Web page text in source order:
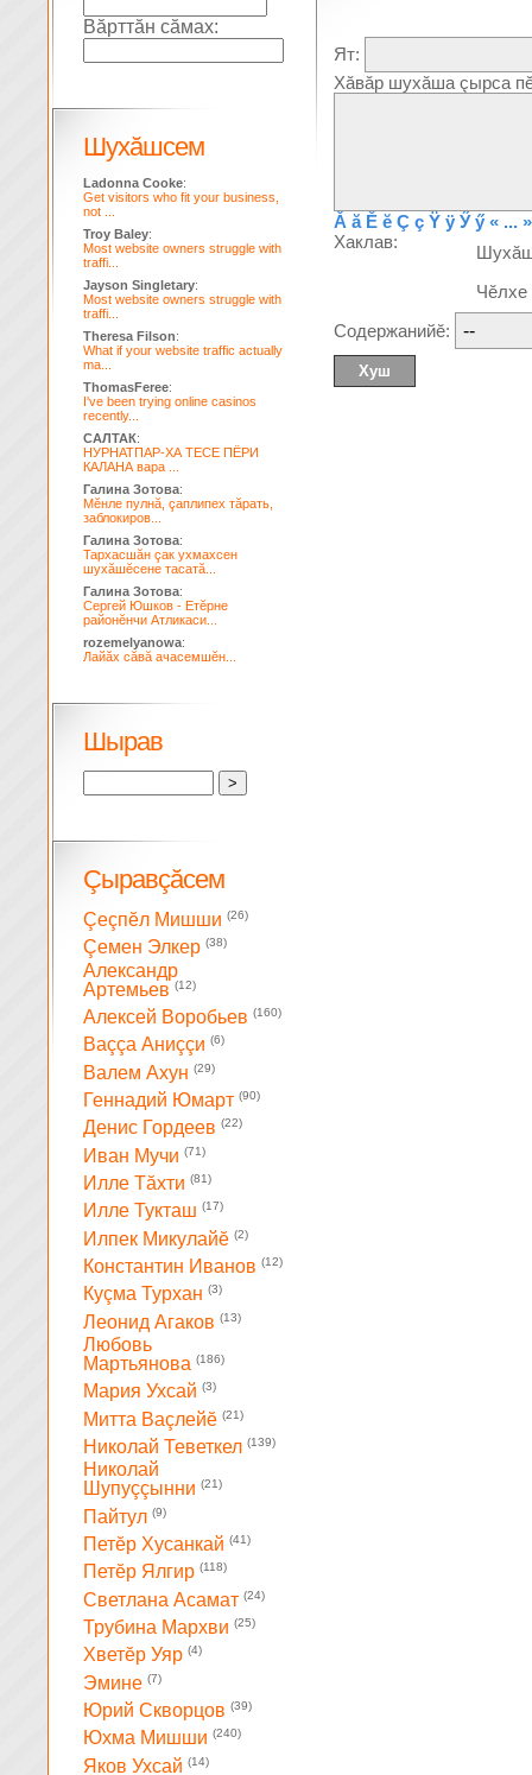
Ят:
Хăвăр шухăша çырса
Ă ă Ĕ ĕ Ç ç Ÿ ÿ Ӳ ӳ « ... »
Хаклав:
Содержанийĕ:
Вăрттăн сăмах:
Шухăшсем
Ladonna Cooke:
Get visitors who fit your business,
not ...
Troy Baley:
Most website owners struggle with
traffi...
Jayson Singletary:
Most website owners struggle with
traffi...
Theresa Filson:
What if your website traffic actually
ma...
ThomasFeree:
I've been trying online casinos
recently...
САЛТАК:
НУРНАТПАР-ХА ТЕСЕ ПЁРИ
КАЛАНА вара ...
Галина Зотова:
Мĕнле пулнă, çаплипех тăрать,
заблокиров...
Галина Зотова:
Тархасшăн çак ухмахсен
шухăшĕсене тасатă...
Галина Зотова:
Сергей Юшков - Етĕрне
районĕнчи Атликаси...
rozemelyanowa:
Лайăх сăвă ачасемшĕн...
Шырав
Çыравçăсем
Çеçпĕл Мишши (26)
Çемен Элкер (38)
Александр
Артемьев (12)
Алексей Воробьев (160)
Ваççа Аниççи (6)
Валем Ахун (29)
Геннадий Юмарт (90)
Денис Гордеев (22)
Иван Мучи (71)
Илле Тăхти (81)
Илле Тукташ (17)
Илпек Микулайĕ (2)
Константин Иванов (12)
Куçма Турхан (3)
Леонид Агаков (13)
Любовь
Мартьянова (186)
Мария Ухсай (3)
Митта Ваçлейĕ (21)
Николай Теветкел (139)
Николай
Шупуççынни (21)
Пайтул (9)
Петĕр Хусанкай (41)
Петĕр Ялгир (118)
Светлана Асамат (24)
Трубина Мархви (25)
Хветĕр Уяр (4)
Эмине (7)
Юрий Скворцов (39)
Юхма Мишши (240)
Яков Ухсай (14)